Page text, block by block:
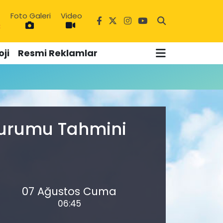
Foto Galeri Video
Resmi Reklamlar
Tahmini
07 Ağustos Cuma
06:45